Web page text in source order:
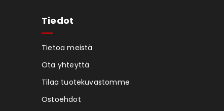
Tiedot
Tietoa meistä
Ota yhteyttä
Tilaa tuotekuvastomme
Ostoehdot